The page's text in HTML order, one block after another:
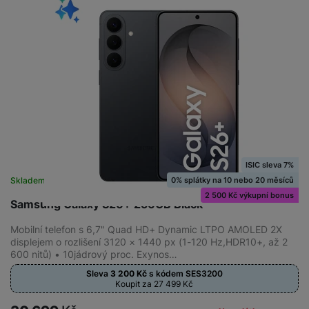
anonymně, takže nejsme schopni identifikovat konkrétní
uživatele našeho webu.
Marketingové cookies používáme my nebo naši partneři,
abychom vám mohli zobrazit vhodné obsahy nebo reklamy jak
na našich stránkách, tak na stránkách třetích stran.
Samsung Galaxy S26+ 256GB Black
Skladem na prodejně na 7 prodejnách
ISIC sleva 7%
0% splátky na 10 nebo 20 měsíců
2 500 Kč výkupní bonus
Mobilní telefon s 6,7" Quad HD+ Dynamic LTPO AMOLED 2X
displejem o rozlišení 3120 × 1440 px (1-120 Hz,HDR10+, až 2
600 nitů) • 10jádrový proc. Exynos…
Sleva 3 200 Kčs kódem SES3200
Koupit za 27 499 Kč